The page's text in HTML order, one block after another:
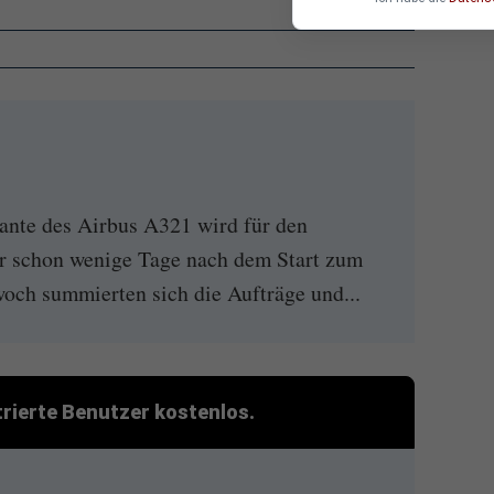
des Airbus A321 wird für den
wenige Tage nach dem Start zum
summierten sich die Aufträge und...
Benutzer kostenlos.